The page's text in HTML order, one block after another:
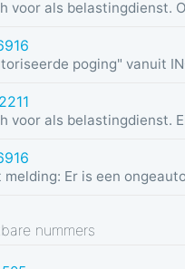
nummers